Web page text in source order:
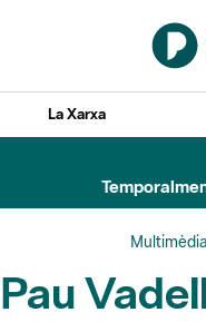
Salta al contingut principal
La Xarxa
Multimèdia
Pau